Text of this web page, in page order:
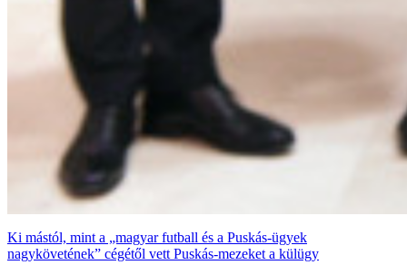
Ki mástól, mint a „magyar futball és a Puskás-ügyek
nagykövetének” cégétől vett Puskás-mezeket a külügy